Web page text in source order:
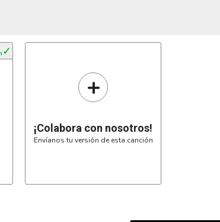
✓
+
¡Colabora con nosotros!
Envíanos tu versión de esta canción